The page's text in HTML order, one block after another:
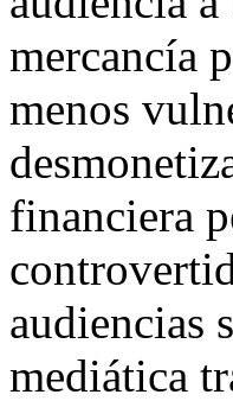
mercancía
menos
financiera
audiencias
mediática